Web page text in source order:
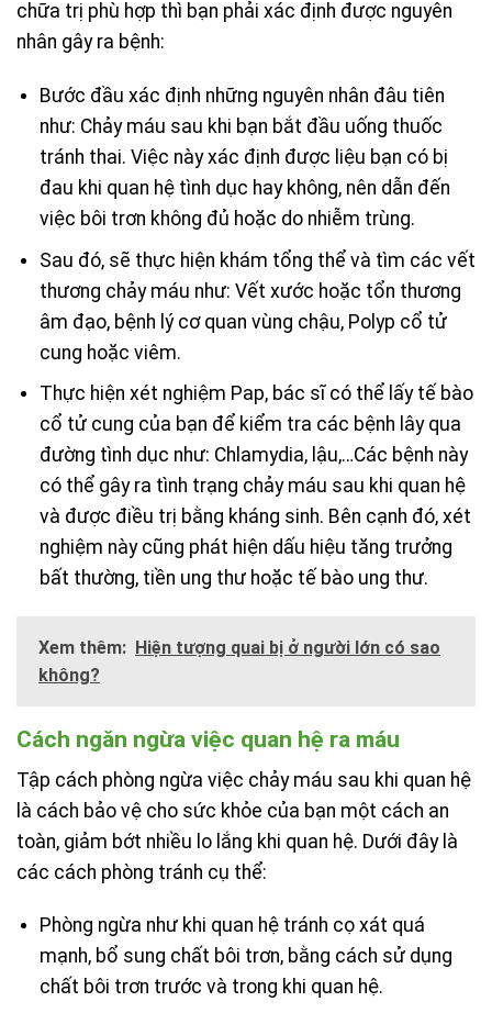
chữa trị phù hợp thì bạn phải xác định được nguyên
nhân gây ra bệnh:
Bước đầu xác định những nguyên nhân đâu tiên
như: Chảy máu sau khi bạn bắt đầu uống thuốc
tránh thai. Việc này xác định được liệu bạn có bị
đau khi quan hệ tình dục hay không, nên dẫn đến
việc bôi trơn không đủ hoặc do nhiễm trùng.
Sau đó, sẽ thực hiện khám tổng thể và tìm các vết
thương chảy máu như: Vết xước hoặc tổn thương
âm đạo, bệnh lý cơ quan vùng chậu, Polyp cổ tử
cung hoặc viêm.
Thực hiện xét nghiệm Pap, bác sĩ có thể lấy tế bào
cổ tử cung của bạn để kiểm tra các bệnh lây qua
đường tình dục như: Chlamydia, lậu,…Các bệnh này
có thể gây ra tình trạng chảy máu sau khi quan hệ
và được điều trị bằng kháng sinh. Bên cạnh đó, xét
nghiệm này cũng phát hiện dấu hiệu tăng trưởng
bất thường, tiền ung thư hoặc tế bào ung thư.
Xem thêm: Hiện tượng quai bị ở người lớn có sao
không?
Cách ngăn ngừa việc quan hệ ra máu
Tập cách phòng ngừa việc chảy máu sau khi quan hệ
là cách bảo vệ cho sức khỏe của bạn một cách an
toàn, giảm bớt nhiều lo lắng khi quan hệ. Dưới đây là
các cách phòng tránh cụ thể:
Phòng ngừa như khi quan hệ tránh cọ xát quá
mạnh, bổ sung chất bôi trơn, bằng cách sử dụng
chất bôi trơn trước và trong khi quan hệ.